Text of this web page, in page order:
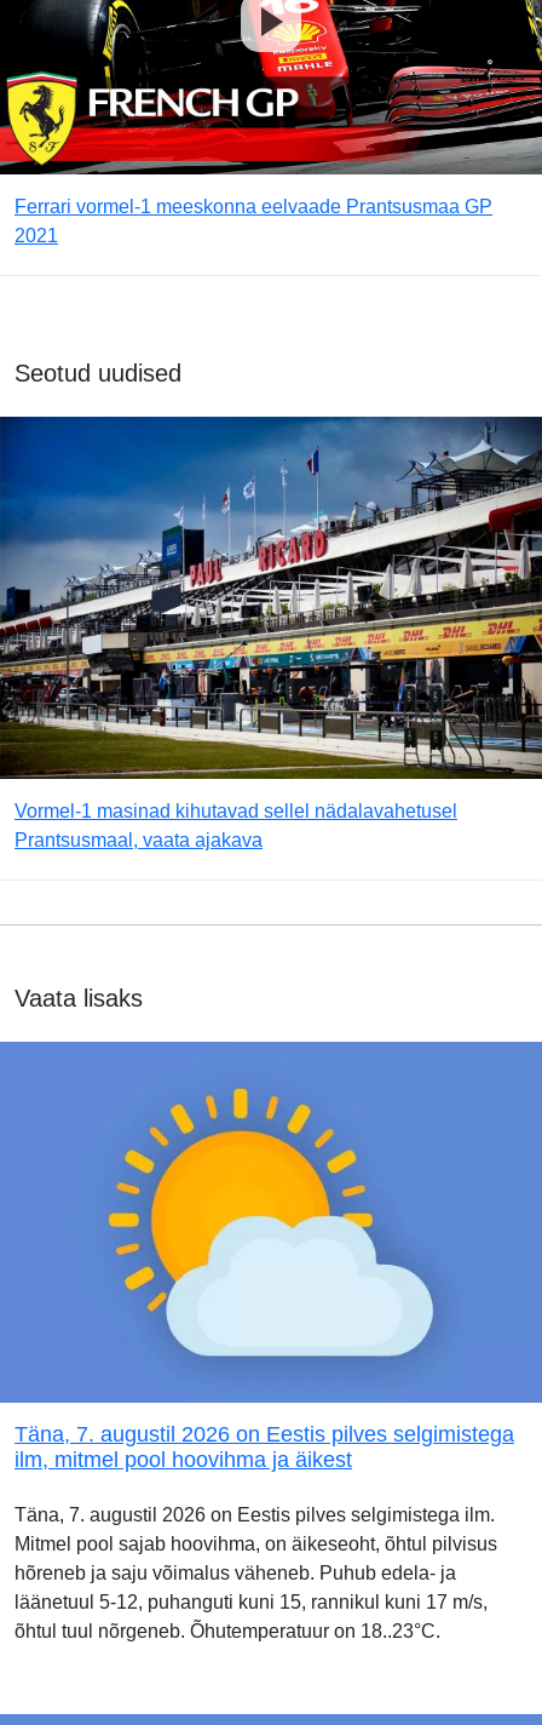
Ferrari vormel-1 meeskonna eelvaade Prantsusmaa GP
2021
Seotud uudised
Vormel-1 masinad kihutavad sellel nädalavahetusel
Prantsusmaal, vaata ajakava
Vaata lisaks
Täna, 7. augustil 2026 on Eestis pilves selgimistega
ilm, mitmel pool hoovihma ja äikest
Täna, 7. augustil 2026 on Eestis pilves selgimistega ilm.
Mitmel pool sajab hoovihma, on äikeseoht, õhtul pilvisus
hõreneb ja saju võimalus väheneb. Puhub edela- ja
läänetuul 5-12, puhanguti kuni 15, rannikul kuni 17 m/s,
õhtul tuul nõrgeneb. Õhutemperatuur on 18..23°C.